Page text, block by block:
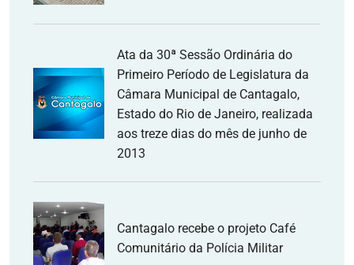
Ata da 30ª Sessão Ordinária do
Primeiro Período de Legislatura da
Câmara Municipal de Cantagalo,
Estado do Rio de Janeiro, realizada
aos treze dias do mês de junho de
2013
Cantagalo recebe o projeto Café
Comunitário da Polícia Militar